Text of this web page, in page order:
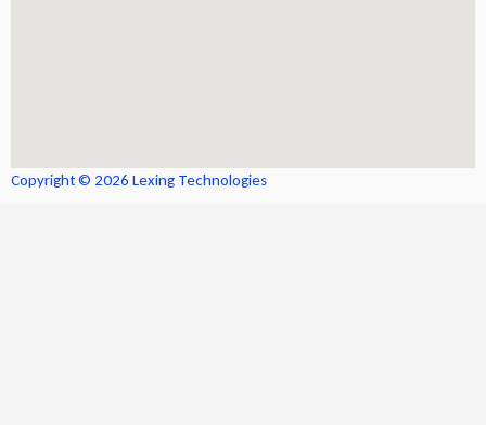
Copyright © 2026 Lexing Technologies